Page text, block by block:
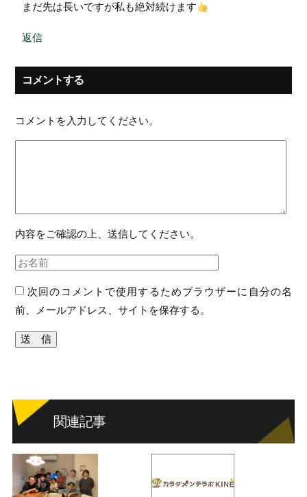
まだ先は長いですが私も絶対続けます
返信
コメントする
コメントを入力してください。
内容をご確認の上、送信してください。
次回のコメントで使用するためブラウザーに自分の名
前、メールアドレス、サイトを保存する。
関連記事